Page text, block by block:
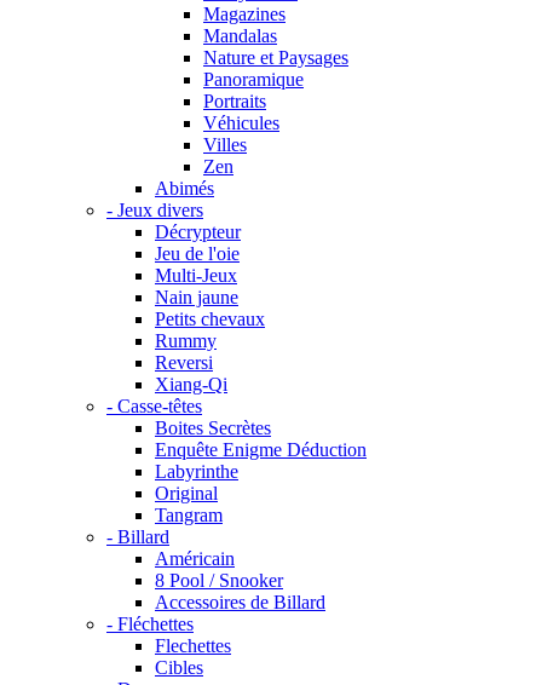
Magazines
Mandalas
Nature et Paysages
Panoramique
Portraits
Véhicules
Villes
Zen
Abimés
- Jeux divers
Décrypteur
Jeu de l'oie
Multi-Jeux
Nain jaune
Petits chevaux
Rummy
Reversi
Xiang-Qi
- Casse-têtes
Boites Secrètes
Enquête Enigme Déduction
Labyrinthe
Original
Tangram
- Billard
Américain
8 Pool / Snooker
Accessoires de Billard
- Fléchettes
Flechettes
Cibles